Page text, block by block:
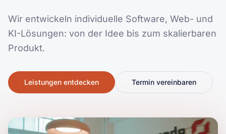
Wir entwickeln individuelle Software, Web- und
KI-Lösungen: von der Idee bis zum skalierbaren
Produkt.
Leistungen entdecken Termin vereinbaren